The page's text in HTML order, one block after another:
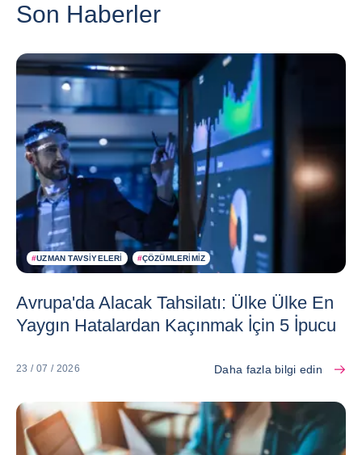
Son Haberler
#UZMAN TAVSIYELERI #ÇÖZÜMLERIMIZ
Avrupa'da Alacak Tahsilatı: Ülke Ülke En
Yaygın Hatalardan Kaçınmak İçin 5 İpucu
23 / 07 / 2026 Daha fazla bilgi edin